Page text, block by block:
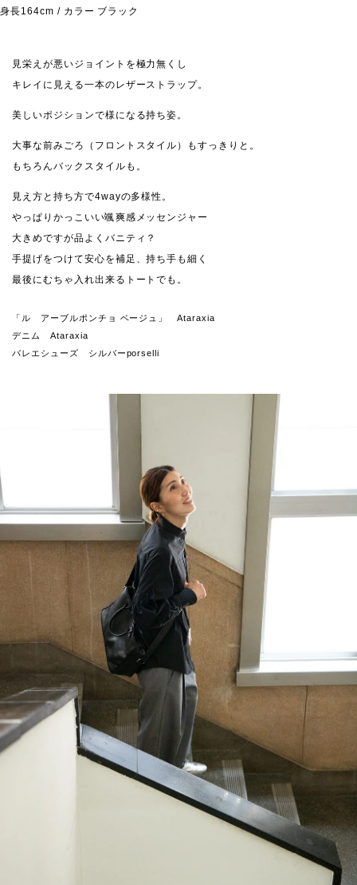
身長164cm / カラー ブラック
見栄えが悪いジョイントを極力無くし
キレイに見える一本のレザーストラップ。
美しいポジションで様になる持ち姿。
大事な前みごろ（フロントスタイル）もすっきりと。
もちろんバックスタイルも。
見え方と持ち方で4wayの多様性。
やっぱりかっこいい颯爽感メッセンジャー
大きめですが品よくバニティ？
手提げをつけて安心を補足、持ち手も細く
最後にむちゃ入れ出来るトートでも。
「ル アーブルポンチョ ベージュ」 Ataraxia
デニム Ataraxia
バレエシューズ シルバーporselli